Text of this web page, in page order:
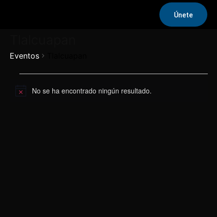
Únete
Eventos
Eventos
Aviso No se ha encontrado ningún resultado.